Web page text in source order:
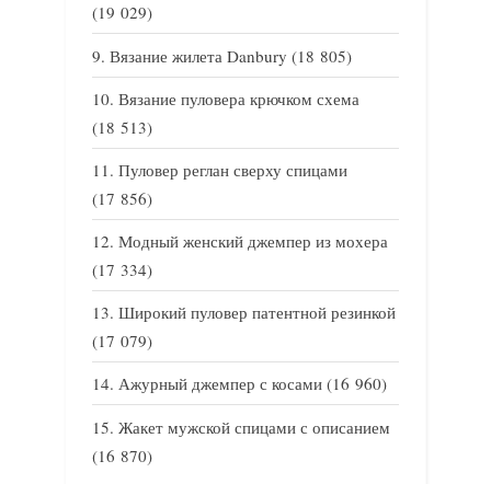
(19 029)
Вязание жилета Danbury (18 805)
Вязание пуловера крючком схема
(18 513)
Пуловер реглан сверху спицами
(17 856)
Модный женский джемпер из мохера
(17 334)
Широкий пуловер патентной резинкой
(17 079)
Ажурный джемпер с косами (16 960)
Жакет мужской спицами с описанием
(16 870)